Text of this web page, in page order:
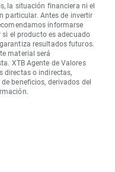
la situación financiera ni el
particular. Antes de invertir
informarse
el producto es adecuado
resultados futuros.
material será
XTB Agente de Valores
directas o indirectas,
beneficios, derivados del